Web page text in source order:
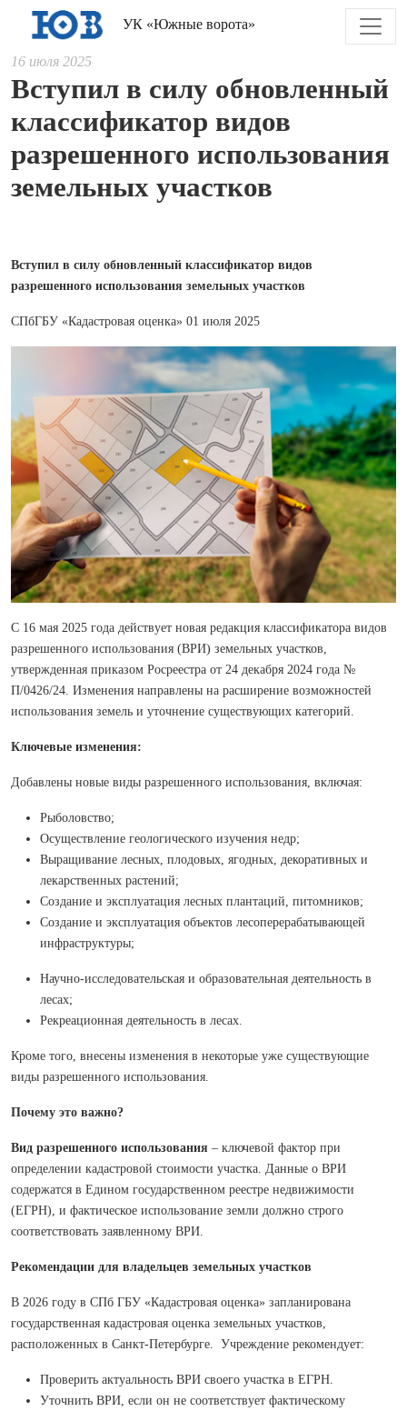
УК «Южные ворота»
16 июля 2025
Вступил в силу обновленный
классификатор видов
разрешенного использования
земельных участков
Вступил в силу обновленный классификатор видов
разрешенного использования земельных участков
СПбГБУ «Кадастровая оценка» 01 июля 2025
С 16 мая 2025 года действует новая редакция классификатора видов
разрешенного использования (ВРИ) земельных участков,
утвержденная приказом Росреестра от 24 декабря 2024 года №
П/0426/24. Изменения направлены на расширение возможностей
использования земель и уточнение существующих категорий.
Ключевые изменения:
Добавлены новые виды разрешенного использования, включая:
Рыболовство;
Осуществление геологического изучения недр;
Выращивание лесных, плодовых, ягодных, декоративных и
лекарственных растений;
Создание и эксплуатация лесных плантаций, питомников;
Создание и эксплуатация объектов лесоперерабатывающей
инфраструктуры;
Научно-исследовательская и образовательная деятельность в
лесах;
Рекреационная деятельность в лесах.
Кроме того, внесены изменения в некоторые уже существующие
виды разрешенного использования.
Почему это важно?
Вид разрешенного использования – ключевой фактор при
определении кадастровой стоимости участка. Данные о ВРИ
содержатся в Едином государственном реестре недвижимости
(ЕГРН), и фактическое использование земли должно строго
соответствовать заявленному ВРИ.
Рекомендации для владельцев земельных участков
В 2026 году в СПб ГБУ «Кадастровая оценка» запланирована
государственная кадастровая оценка земельных участков,
расположенных в Санкт-Петербурге. Учреждение рекомендует:
Проверить актуальность ВРИ своего участка в ЕГРН.
Уточнить ВРИ, если он не соответствует фактическому